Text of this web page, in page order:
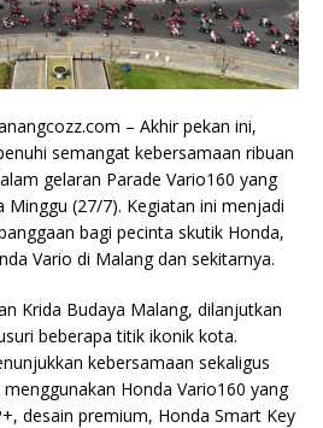
– Akhir pekan ini,
semangat kebersamaan ribuan
gelaran Parade Vario160 yang
Minggu (27/7). Kegiatan ini menjadi
bagi pecinta skutik Honda,
Vario di Malang dan sekitarnya.
Krida Budaya Malang, dilanjutkan
beberapa titik ikonik kota.
kebersamaan sekaligus
Honda Vario160 yang
desain premium, Honda Smart Key